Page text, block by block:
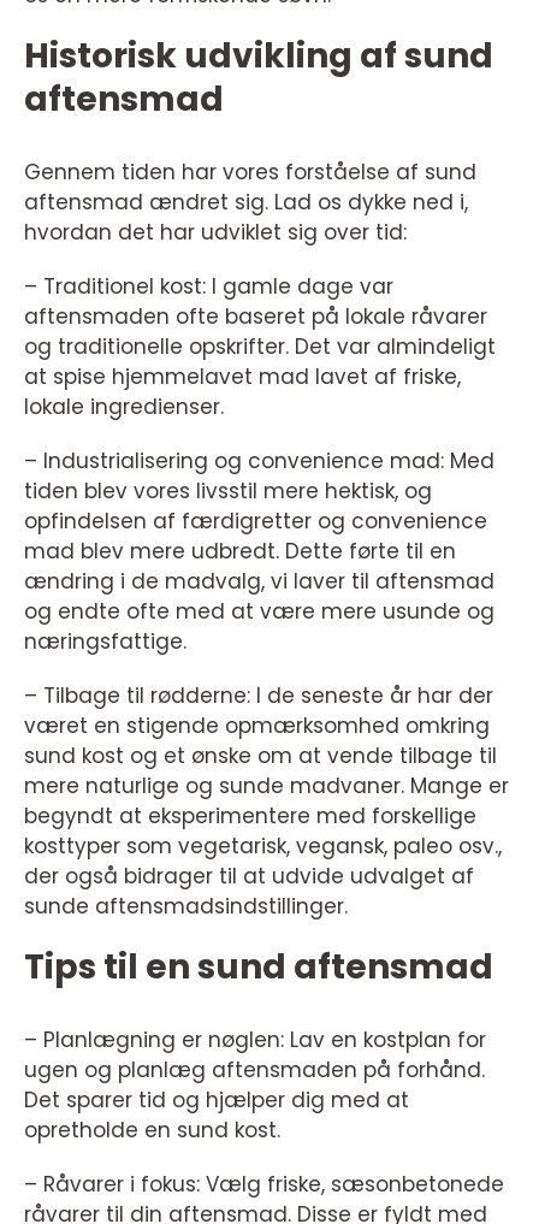
Historisk udvikling af sund
aftensmad
Gennem tiden har vores forståelse af sund
aftensmad ændret sig. Lad os dykke ned i,
hvordan det har udviklet sig over tid:
– Traditionel kost: I gamle dage var
aftensmaden ofte baseret på lokale råvarer
og traditionelle opskrifter. Det var almindeligt
at spise hjemmelavet mad lavet af friske,
lokale ingredienser.
– Industrialisering og convenience mad: Med
tiden blev vores livsstil mere hektisk, og
opfindelsen af færdigretter og convenience
mad blev mere udbredt. Dette førte til en
ændring i de madvalg, vi laver til aftensmad
og endte ofte med at være mere usunde og
næringsfattige.
– Tilbage til rødderne: I de seneste år har der
været en stigende opmærksomhed omkring
sund kost og et ønske om at vende tilbage til
mere naturlige og sunde madvaner. Mange er
begyndt at eksperimentere med forskellige
kosttyper som vegetarisk, vegansk, paleo osv.,
der også bidrager til at udvide udvalget af
sunde aftensmadsindstillinger.
Tips til en sund aftensmad
– Planlægning er nøglen: Lav en kostplan for
ugen og planlæg aftensmaden på forhånd.
Det sparer tid og hjælper dig med at
opretholde en sund kost.
– Råvarer i fokus: Vælg friske, sæsonbetonede
råvarer til din aftensmad. Disse er fyldt med